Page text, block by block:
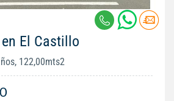
El Castillo
122,00mts2